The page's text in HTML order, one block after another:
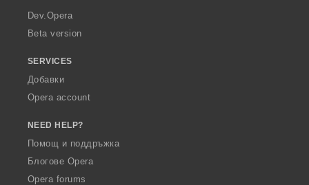
a
Dev.Opera
Beta version
SERVICES
Добавки
Opera account
NEED HELP?
Помощ и поддръжка
Блогове Opera
Opera forums